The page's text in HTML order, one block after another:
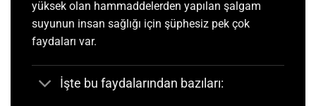
yüksek olan hammaddelerden yapılan şalgam
suyunun insan sağlığı için şüphesiz pek çok
faydaları var.
İşte bu faydalarından bazıları: